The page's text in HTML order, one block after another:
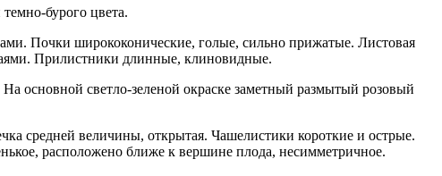
бурого цвета.
Почки ширококонические, голые, сильно прижатые. Листовая
Прилистники длинные, клиновидные.
основной светло-зеленой окраске заметный размытый розовый
средней величины, открытая. Чашелистики короткие и острые.
расположено ближе к вершине плода, несимметричное.